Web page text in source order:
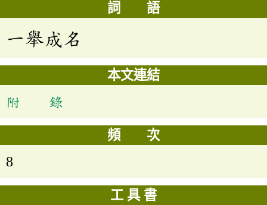
詞 語
一舉成名
本文連結
附 錄
頻 次
8
工 具 書